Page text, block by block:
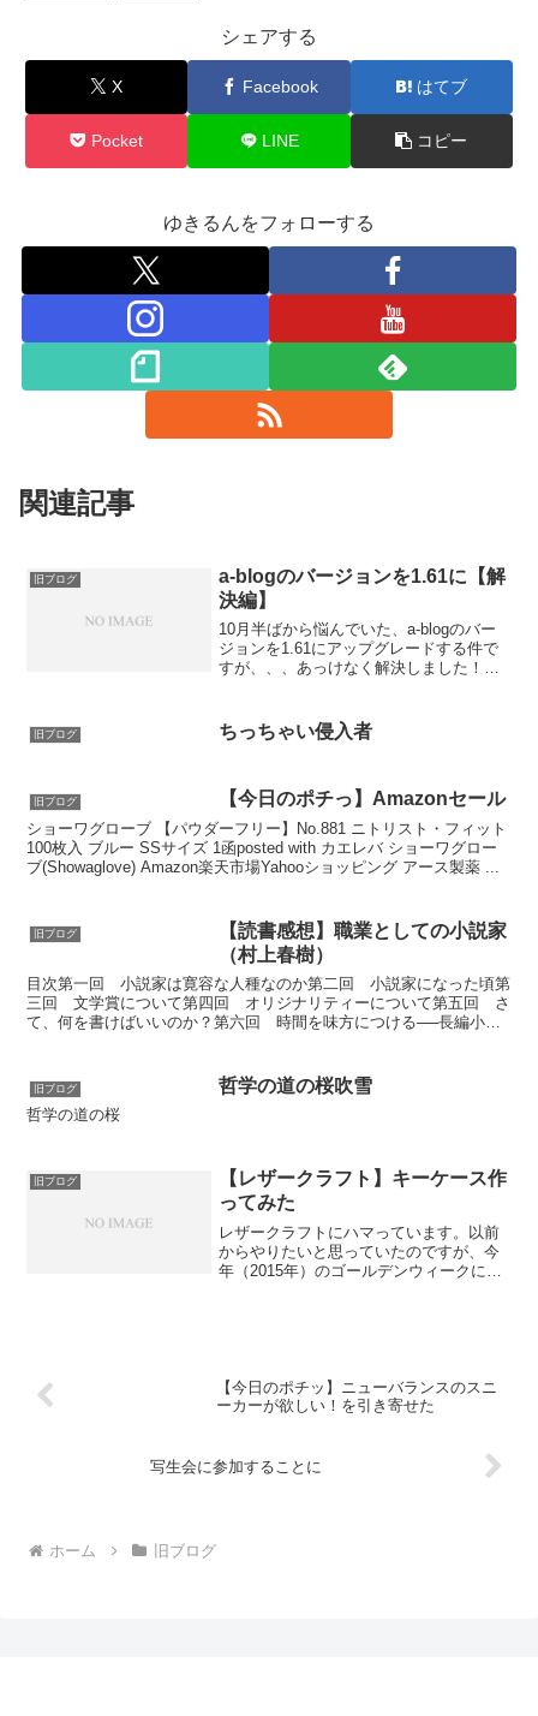
シェアする
X Facebook はてブ
Pocket LINE コピー
ゆきるんをフォローする
関連記事
旧ブログ
a-blogのバージョンを1.61に【解
決編】
10月半ばから悩んでいた、a-blogのバー
ジョンを1.61にアップグレードする件で
すが、、、あっけなく解決しました！よ
ようです。で、まずアップグレード版に
入っていた「...
旧ブログ ちっちゃい侵入者
旧ブログ 【今日のポチっ】Amazonセール
ショーワグローブ 【パウダーフリー】No.881 ニトリスト・フィット
100枚入 ブルー SSサイズ 1函posted with カエレバ ショーワグロー
ブ(Showaglove) Amazon楽天市場Yahooショッピング アース製薬 ...
旧ブログ
【読書感想】職業としての小説家
（村上春樹）
目次第一回 小説家は寛容な人種なのか第二回 小説家になった頃第
三回 文学賞について第四回 オリジナリティーについて第五回 さ
て、何を書けばいいのか？第六回 時間を味方につける──長編小説
旧ブログ 哲学の道の桜吹雪
哲学の道の桜
旧ブログ
【レザークラフト】キーケース作
ってみた
レザークラフトにハマっています。以前
からやりたいと思っていたのですが、今
年（2015年）のゴールデンウィークに、
【今日のポチッ】ニューバランスのスニ
ーカーが欲しい！を引き寄せた
写生会に参加することに
ホーム 旧ブログ